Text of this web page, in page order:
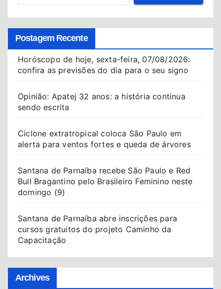
Postagem Recente
Horóscopo de hoje, sexta-feira, 07/08/2026:
confira as previsões do dia para o seu signo
Opinião: Apatej 32 anos: a história continua
sendo escrita
Ciclone extratropical coloca São Paulo em
alerta para ventos fortes e queda de árvores
Santana de Parnaíba recebe São Paulo e Red
Bull Bragantino pelo Brasileiro Feminino neste
domingo (9)
Santana de Parnaíba abre inscrições para
cursos gratuitos do projeto Caminho da
Capacitação
Archives